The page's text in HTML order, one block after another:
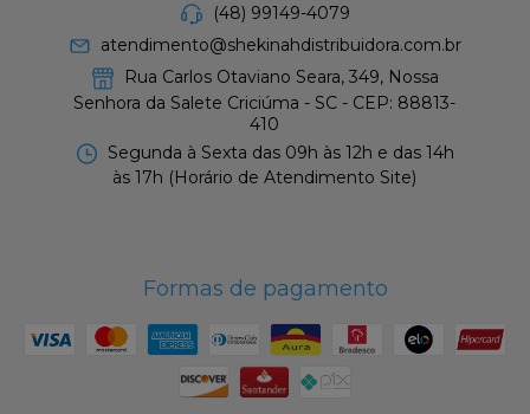
(48) 99149-4079
atendimento@shekinahdistribuidora.com.br
Rua Carlos Otaviano Seara, 349, Nossa
Senhora da Salete Criciúma - SC - CEP: 88813-
410
Segunda à Sexta das 09h às 12h e das 14h
às 17h (Horário de Atendimento Site)
Formas de pagamento